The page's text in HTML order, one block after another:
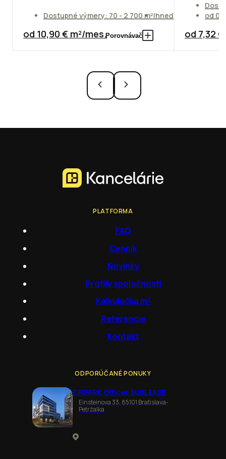
Dostupné výmery: 70 - 2 700 m²Ihneď
od 10,90 € m²/mes.Porovnávač
od
od 7,32
PLATFORMA
FAQ
Cenník
Novinky
Profily spoločností
Kalkulačka m²
Referencie
Kontakt
ODPORÚČANÉ PONUKY
EINPARK Offices SUBLEASE
Einsteinova 33, 85101 Bratislava-
Petržalka